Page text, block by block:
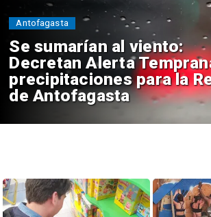
Se sumarían al viento:
Decretan Alerta
precipitaciones para la
de Antofagasta
Antofagasta